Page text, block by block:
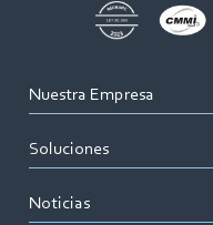
Nuestra Empresa
Soluciones
Noticias